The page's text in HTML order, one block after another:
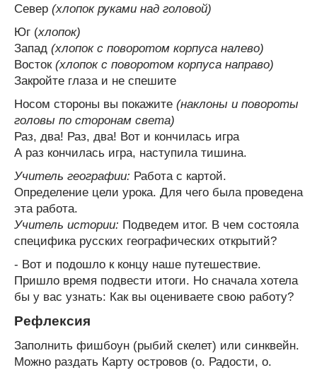
Север (хлопок руками над головой)
Юг (хлопок)
Запад (хлопок с поворотом корпуса налево)
Восток (хлопок с поворотом корпуса направо)
Закройте глаза и не спешите
Носом стороны вы покажите (наклоны и повороты
головы по сторонам света)
Раз, два! Раз, два! Вот и кончилась игра
А раз кончилась игра, наступила тишина.
Учитель географии: Работа с картой.
Определение цели урока. Для чего была проведена
эта работа.
Учитель истории: Подведем итог. В чем состояла
специфика русских географических открытий?
- Вот и подошло к концу наше путешествие.
Пришло время подвести итоги. Но сначала хотела
бы у вас узнать: Как вы оцениваете свою работу?
Рефлексия
Заполнить фишбоун (рыбий скелет) или синквейн.
Можно раздать Карту островов (о. Радости, о.